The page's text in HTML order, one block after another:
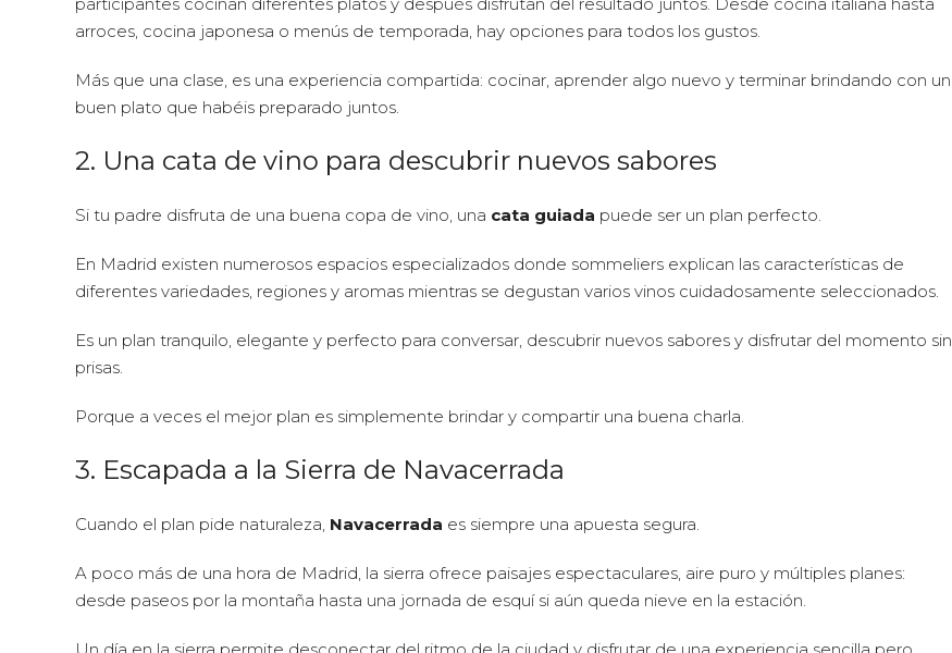
arroces, cocina japonesa o menús de temporada, hay opciones para todos los gustos.
Más que una clase, es una experiencia compartida: cocinar, aprender algo nuevo y terminar brindando con un
buen plato que habéis preparado juntos.
2. Una cata de vino para descubrir nuevos sabores
Si tu padre disfruta de una buena copa de vino, una cata guiada puede ser un plan perfecto.
En Madrid existen numerosos espacios especializados donde sommeliers explican las características de
diferentes variedades, regiones y aromas mientras se degustan varios vinos cuidadosamente seleccionados.
Es un plan tranquilo, elegante y perfecto para conversar, descubrir nuevos sabores y disfrutar del momento sin
prisas.
Porque a veces el mejor plan es simplemente brindar y compartir una buena charla.
3. Escapada a la Sierra de Navacerrada
Cuando el plan pide naturaleza, Navacerrada es siempre una apuesta segura.
A poco más de una hora de Madrid, la sierra ofrece paisajes espectaculares, aire puro y múltiples planes:
desde paseos por la montaña hasta una jornada de esquí si aún queda nieve en la estación.
Un día en la sierra permite desconectar del ritmo de la ciudad y disfrutar de una experiencia sencilla pero